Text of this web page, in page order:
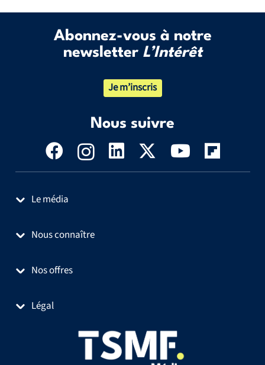
Abonnez-vous à notre
newsletter L’Intérêt
Je m’inscris
Nous suivre
Le média
Nous connaître
Nos offres
Légal